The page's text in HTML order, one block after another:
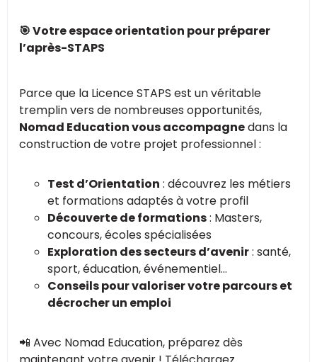
🎯 Votre espace orientation pour préparer
l’après-STAPS
Parce que la Licence STAPS est un véritable
tremplin vers de nombreuses opportunités,
Nomad Education vous accompagnedans la
construction de votre projet professionnel :
Test d’Orientation : découvrez les métiers
et formations adaptés à votre profil
Découverte de formations: Masters,
concours, écoles spécialisées
Exploration des secteurs d’avenir: santé,
sport, éducation, événementiel…
Conseils pour valoriser votre parcours et
décrocher un emploi
📲 Avec Nomad Education, préparez dès